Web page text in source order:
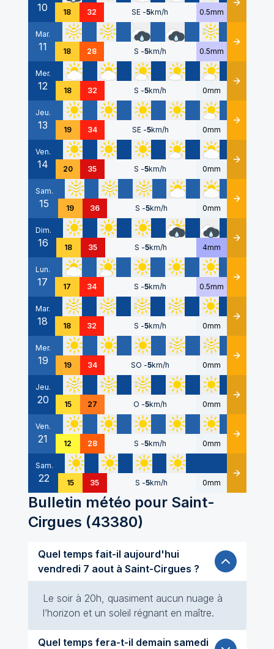
10 18 32 SE -5km/h 0.5mm Détails
Mar.
11 18 28 S -5km/h 0.5mm Détails
Mer.
12 18 32 S -5km/h 0mm Détails
Jeu.
13 19 34 SE -5km/h 0mm Détails
Ven.
14 20 35 S -5km/h 0mm Détails
Sam.
15 19 36 S -5km/h 0mm Détails
Dim.
16 18 35 S -5km/h 4mm Détails
Lun.
17 17 34 S -5km/h 0.5mm Détails
Mar.
18 18 32 S -5km/h 0mm Détails
Mer.
19 19 34 SO -5km/h 0mm Détails
Jeu.
20 15 27 O -5km/h 0mm Détails
Ven.
21 12 28 S -5km/h 0mm Détails
Sam.
22 15 35 S -5km/h 0mm Détails
Bulletin météo pour Saint-
Cirgues (43380)
Quel temps fait-il aujourd'hui
vendredi 7 aout à Saint-Cirgues ?
Le soir à 20h, quasiment aucun nuage à
l’horizon et un soleil régnant en maître.
Quel temps fera-t-il demain samedi